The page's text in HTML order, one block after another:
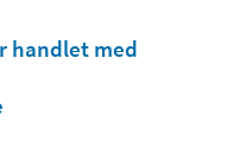
handlet med